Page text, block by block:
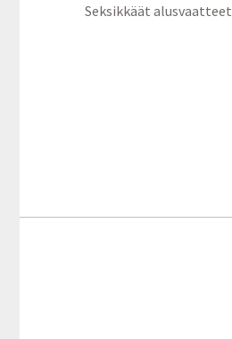
Seksikkäät alusvaatteet